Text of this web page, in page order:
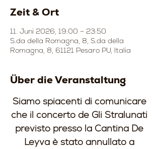
Zeit & Ort
11. Juni 2026, 19:00 – 23:50
S.da della Romagna, 8, S.da della
Romagna, 8, 61121 Pesaro PU, Italia
Über die Veranstaltung
Siamo spiacenti di comunicare
che il concerto de Gli Stralunati
previsto presso la Cantina De
Leyva è stato annullato a